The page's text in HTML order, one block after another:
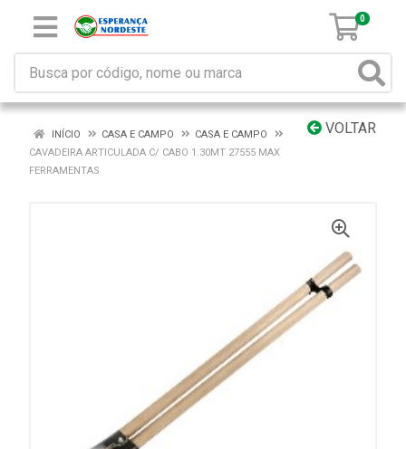
0
VOLTAR
INÍCIO CASA E CAMPO
CASA E CAMPO
CAVADEIRA ARTICULADA C/ CABO 1.30MT 27555 MAX
FERRAMENTAS